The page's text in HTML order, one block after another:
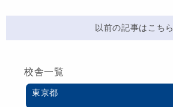
以前の記事はこちら
校舎一覧
東京都